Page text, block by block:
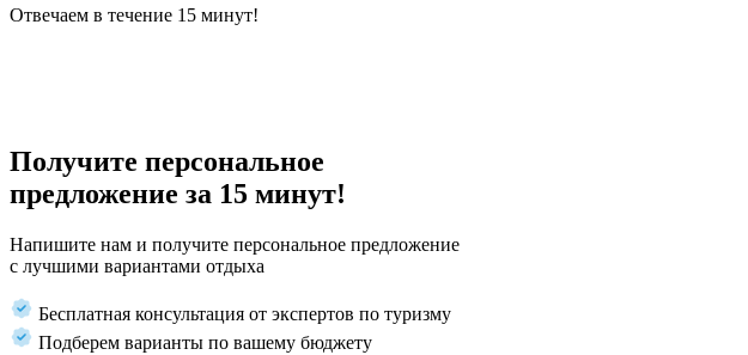
Отвечаем в течение 15 минут!
Получите персональное
предложение за 15 минут!
Напишите нам и получите персональное предложение
с лучшими вариантами отдыха
Бесплатная консультация от экспертов по туризму
Подберем варианты по вашему бюджету